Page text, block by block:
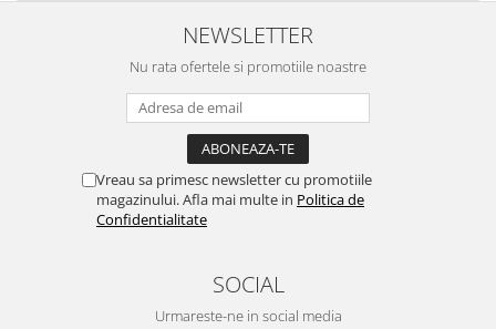
NEWSLETTER
Nu rata ofertele si promotiile noastre
Vreau sa primesc newsletter cu promotiile
magazinului. Afla mai multe in Politica de
Confidentialitate
SOCIAL
Urmareste-ne in social media